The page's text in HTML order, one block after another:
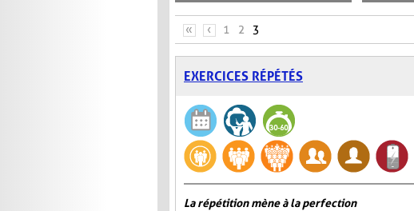
PAGES
« ‹ 1 2 3
EXERCICES RÉPÉTÉS
La répétition mène à la perfection